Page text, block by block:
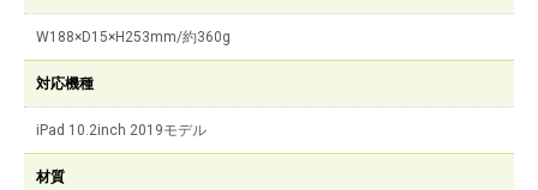
W188×D15×H253mm/約360g
対応機種
iPad 10.2inch 2019モデル
材質